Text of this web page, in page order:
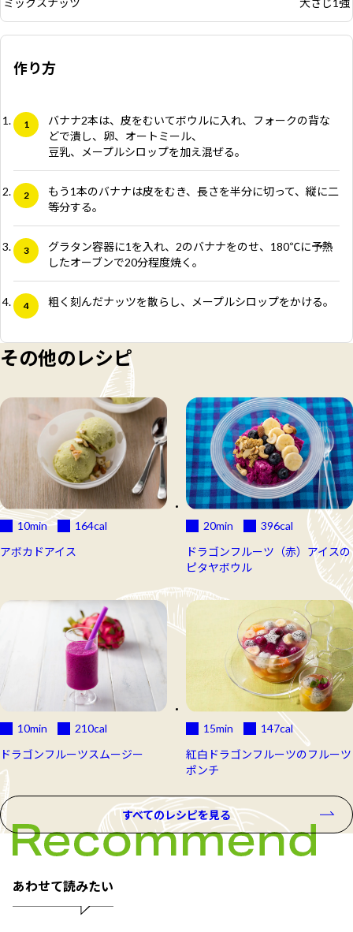
ミックスナッツ 大さじ1強
作り方
バナナ2本は、皮をむいてボウルに入れ、フォークの背な
どで潰し、卵、オートミール、
豆乳、メープルシロップを加え混ぜる。
もう1本のバナナは皮をむき、長さを半分に切って、縦に二
等分する。
グラタン容器に1を入れ、2のバナナをのせ、180℃に予熱
したオーブンで20分程度焼く。
粗く刻んだナッツを散らし、メープルシロップをかける。
その他のレシピ
10min 164cal
アボカドアイス
20min 396cal
ドラゴンフルーツ（赤）アイスの
ピタヤボウル
10min 210cal
ドラゴンフルーツスムージー
15min 147cal
紅白ドラゴンフルーツのフルーツ
ポンチ
すべてのレシピを見る
あわせて読みたい